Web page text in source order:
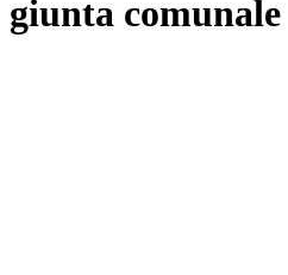
giunta comunale